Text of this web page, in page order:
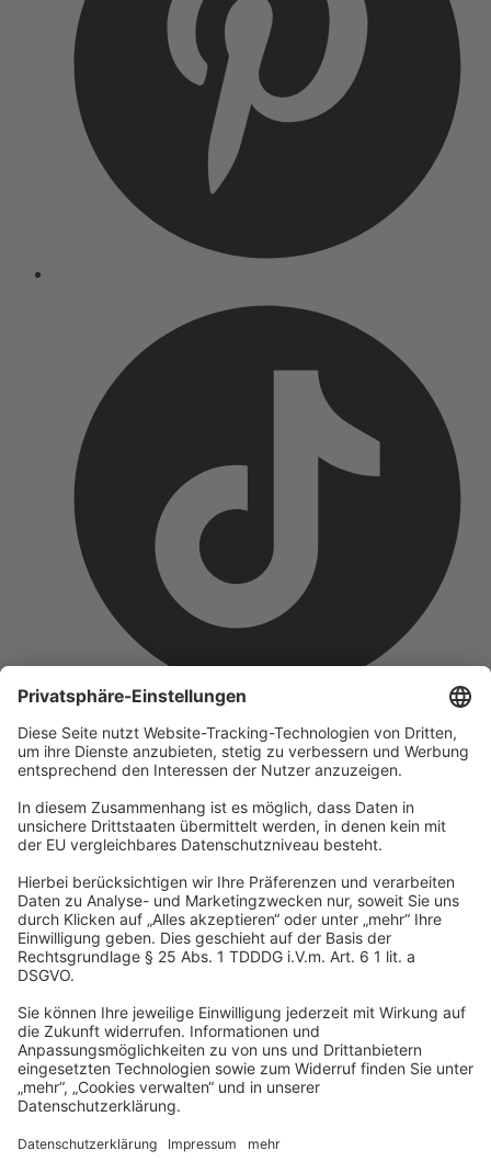
Unternehmen
Wir sind Teil der REWE Group und ihrer Touristiksparte
DERTOUR Group. Damit gehören wir zu einer der größten
touristischen Unternehmensgruppen in Europa.
© 2026A-ROSA Hotels
Presse
Datenschutz